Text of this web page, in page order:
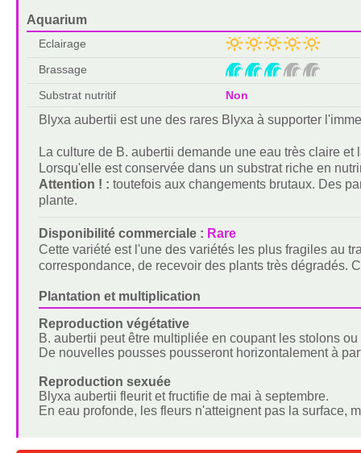
Aquarium
Eclairage
Brassage
Substrat nutritif
Non
Blyxa aubertii est une des rares Blyxa à supporter
La culture de B. aubertii demande une eau très claire et
Lorsqu'elle est conservée dans un substrat riche en
Attention ! : toutefois aux changements brutaux. Des
plante.
Disponibilité commerciale : Rare
Cette variété est l'une des variétés les plus fragiles au
correspondance, de recevoir des plants très dégradés.
Plantation et multiplication
Reproduction végétative
B. aubertii peut être multipliée en coupant les stolons
De nouvelles pousses pousseront horizontalement à
Reproduction sexuée
Blyxa aubertii fleurit et fructifie de mai à septembre.
En eau profonde, les fleurs n'atteignent pas la surface,